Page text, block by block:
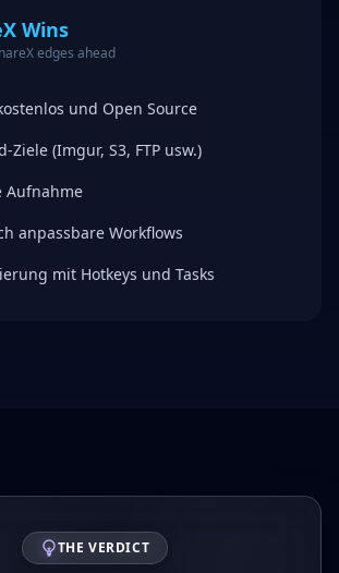
Wins
edges ahead
und Open Source
Ziele (Imgur, S3, FTP usw.)
Aufnahme
anpassbare Workflows
mit Hotkeys und Tasks
THE VERDICT